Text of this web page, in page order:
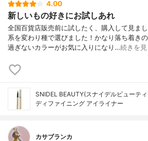
4.00
新しいもの好きにお試しあれ
全国百貨店販売前に試したく、購入して見ま
系を変わり種で選びました！かなり落ち着き
過ぎないカラーがお気に入りになり…続きを見
SNIDEL BEAUTY(スナイデルビューテ
ディファイニング アイライナー
カサブランカ